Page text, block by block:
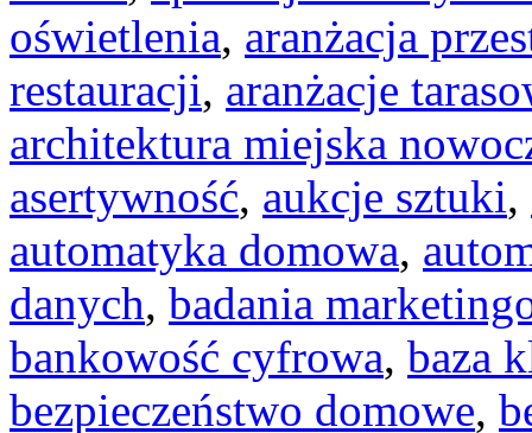
oświetlenia, aranżacja
restauracji, aranżacje
architektura miejska
asertywność, aukcje sztuki,
automatyka domowa,
danych, badania
bankowość cyfrowa, baza
bezpieczeństwo domowe,